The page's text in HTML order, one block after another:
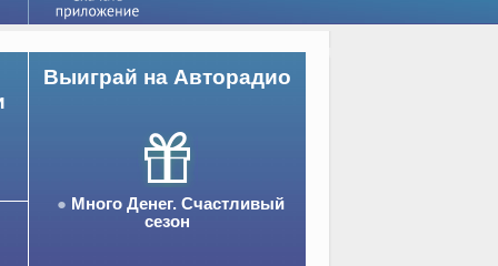
Выиграй на Авторадио
Много Денег. Счастливый
сезон